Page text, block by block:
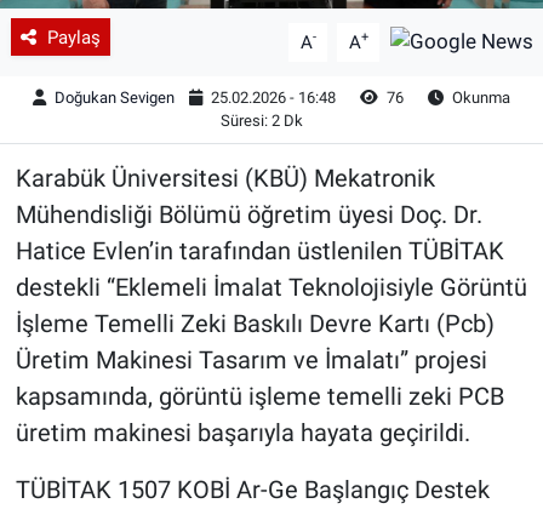
Paylaş A- A+
Doğukan Sevigen 25.02.2026 - 16:48 76
Okunma
Süresi: 2 Dk
Karabük Üniversitesi (KBÜ) Mekatronik
Mühendisliği Bölümü öğretim üyesi Doç. Dr.
Hatice Evlen’in tarafından üstlenilen TÜBİTAK
destekli “Eklemeli İmalat Teknolojisiyle Görüntü
İşleme Temelli Zeki Baskılı Devre Kartı (Pcb)
Üretim Makinesi Tasarım ve İmalatı” projesi
kapsamında, görüntü işleme temelli zeki PCB
üretim makinesi başarıyla hayata geçirildi.
TÜBİTAK 1507 KOBİ Ar-Ge Başlangıç Destek